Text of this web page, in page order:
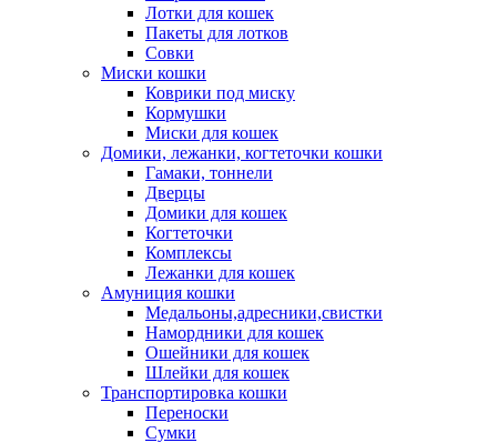
Лотки для кошек
Пакеты для лотков
Совки
Миски кошки
Коврики под миску
Кормушки
Миски для кошек
Домики, лежанки, когтеточки кошки
Гамаки, тоннели
Дверцы
Домики для кошек
Когтеточки
Комплексы
Лежанки для кошек
Амуниция кошки
Медальоны,адресники,свистки
Намордники для кошек
Ошейники для кошек
Шлейки для кошек
Транспортировка кошки
Переноски
Сумки